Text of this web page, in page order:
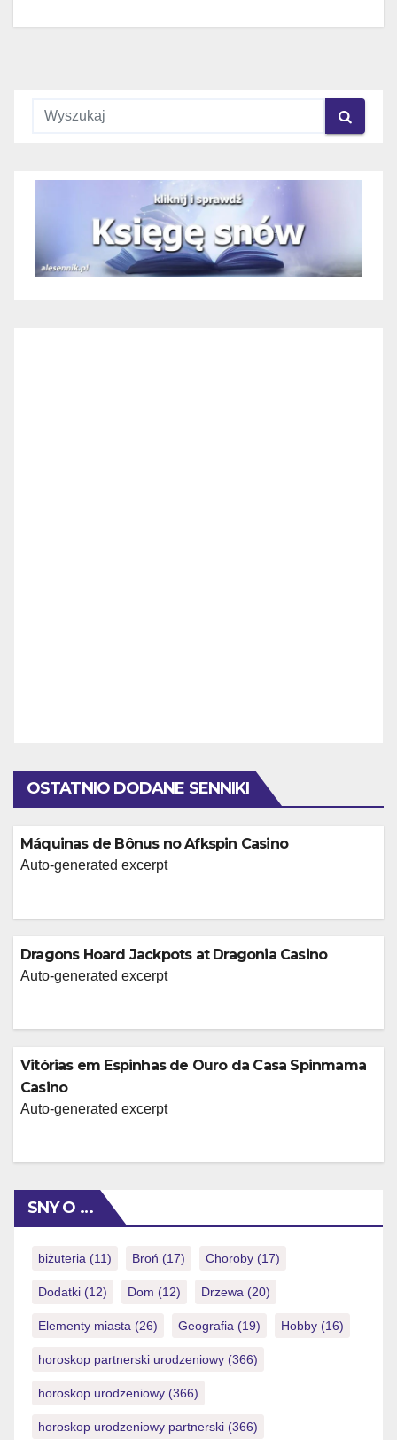
OSTATNIO DODANE SENNIKI
Máquinas de Bônus no Afkspin Casino
Auto-generated excerpt
Dragons Hoard Jackpots at Dragonia Casino
Auto-generated excerpt
Vitórias em Espinhas de Ouro da Casa Spinmama
Casino
Auto-generated excerpt
SNY O …
biżuteria (11) Broń (17) Choroby (17)
Dodatki (12) Dom (12) Drzewa (20)
Elementy miasta (26) Geografia (19) Hobby (16)
horoskop partnerski urodzeniowy (366)
horoskop urodzeniowy (366)
horoskop urodzeniowy partnerski (366)